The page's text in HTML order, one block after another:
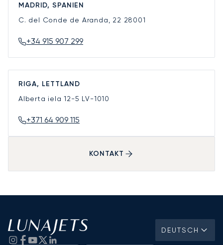
MADRID, SPANIEN
C. del Conde de Aranda, 22 28001
+34 915 907 299
RIGA, LETTLAND
Alberta iela 12-5 LV-1010
+371 64 909 115
KONTAKT
DEUTSCH